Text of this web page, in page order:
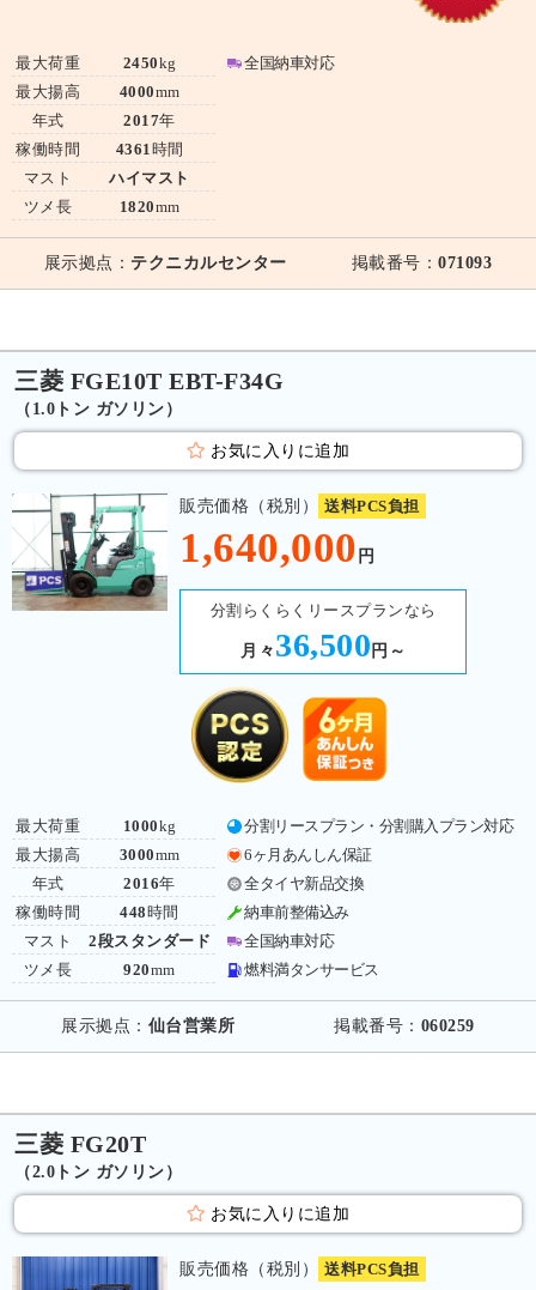
最大荷重
最大揚高
年式
稼働時間
マスト
ツメ長
2450kg
4000mm
2017年
4361 時間
ハイマスト
1820mm
全国納車対応
展示拠点： テクニカルセンター 掲載番号：071093
三菱 FGE10T EBT-F34G
（1.0トン ガソリン）
お気に入りに追加
販売価格（税別） 送料PCS負担
1,640,000 円
分割らくらくリースプランなら
月々 36,500 円～
最大荷重
最大揚高
年式
稼働時間
マスト
ツメ長
1000kg
3000mm
2016年
448 時間
2段スタンダード
920mm
分割リースプラン・分割購入プラン対応
6ヶ月あんしん保証
全タイヤ新品交換
納車前整備込み
全国納車対応
燃料満タンサービス
展示拠点： 仙台営業所 掲載番号： 060259
三菱 FG20T
（2.0トン ガソリン）
お気に入りに追加
販売価格（税別） 送料PCS負担